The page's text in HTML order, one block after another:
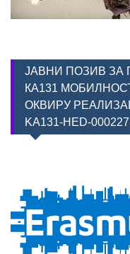
ЈАВНИ ПОЗИВ ЗА
КА131
ОКВИРУ
KA131-HED-